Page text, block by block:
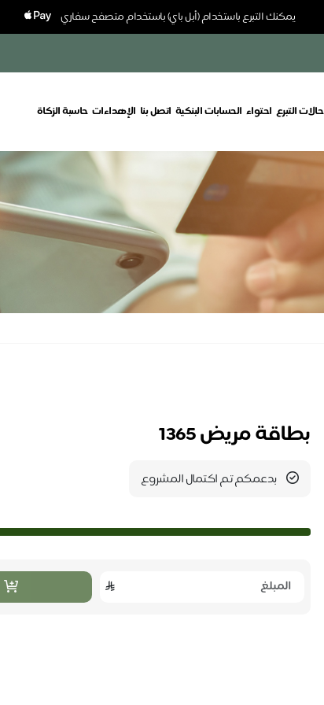
يمكنك التبرع باستخدام (أبل باي) باستخدام متصفح سفاري
حالات التبرع احتواء الحسابات البنكية اتصل بنا الإهداءات حاسبة الزكاة
بطاقة مريض 1365
بدعمكم تم اكتمال المشروع